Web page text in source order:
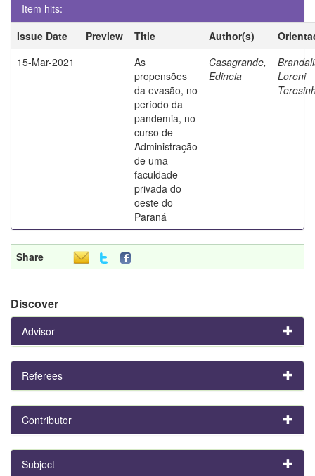
Item hits:
Issue Date
Preview Title Author(s)
15-Mar-2021
As
propensões
da evasão, no
período da
pandemia, no
curso de
Administração
de uma
faculdade
privada do
oeste do
Paraná
Casagrande,
Edineia
Loreni
Share
Discover
Advisor
Referees
Contributor
Subject